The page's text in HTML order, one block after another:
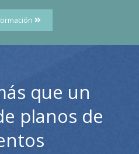
que un
planos de